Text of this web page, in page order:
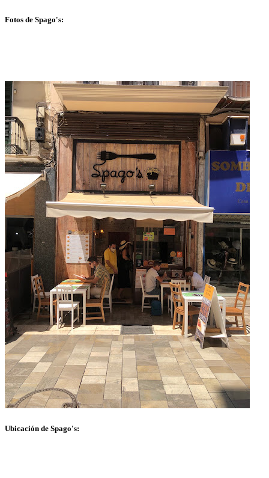
Fotos de Spago's:
Ubicación de Spago's: